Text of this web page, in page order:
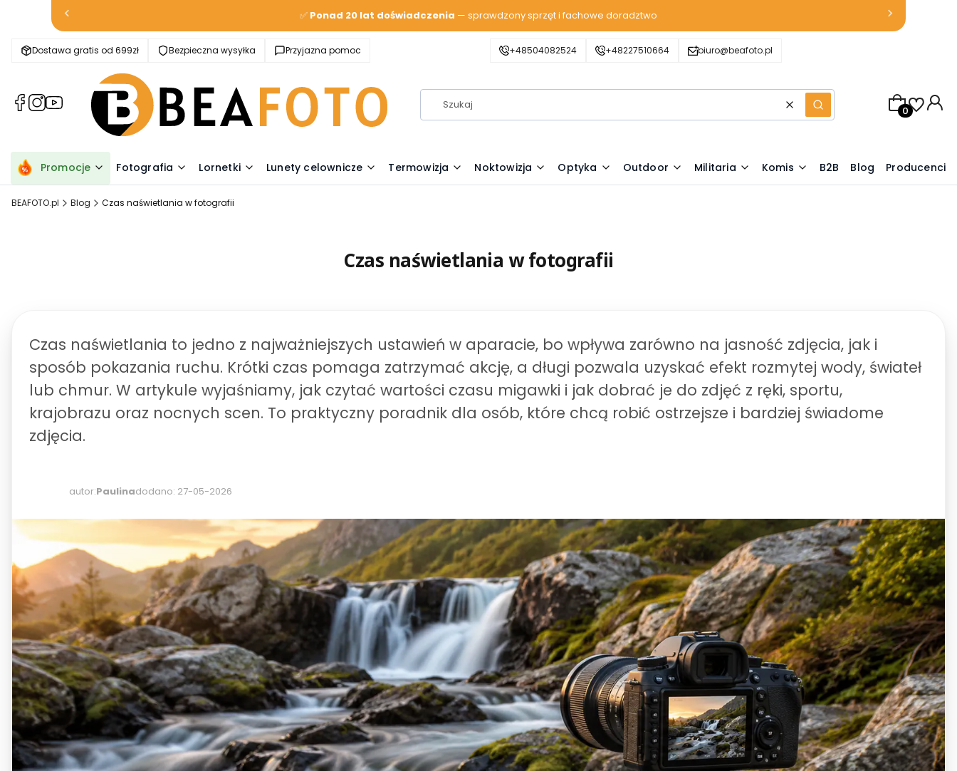
✅ Ponad 20 lat doświadczenia — sprawdzony sprzęt i fachowe doradztwo
Dostawa gratis od 699zł Bezpieczna wysyłka Przyjazna pomoc +48504082524 +48227510664 biuro@beafoto.pl
(Otwiera
karcie)
(Otwiera
karcie)
(Otwiera
karcie)
WyczyśćSzukaj
Produkty w
Promocje Fotografia Lornetki Lunety celownicze Termowizja Noktowizja Optyka Outdoor Militaria Komis B2B Blog Producenci
BEAFOTO.pl Blog Czas naświetlania w fotografii
Czas naświetlania w fotografii
Czas naświetlania to jedno z najważniejszych ustawień w aparacie, bo wpływa zarówno na jasność zdjęcia, jak i
sposób pokazania ruchu. Krótki czas pomaga zatrzymać akcję, a długi pozwala uzyskać efekt rozmytej wody, świateł
lub chmur. W artykule wyjaśniamy, jak czytać wartości czasu migawki i jak dobrać je do zdjęć z ręki, sportu,
krajobrazu oraz nocnych scen. To praktyczny poradnik dla osób, które chcą robić ostrzejsze i bardziej świadome
zdjęcia.
autor:Paulinadodano: 27-05-2026